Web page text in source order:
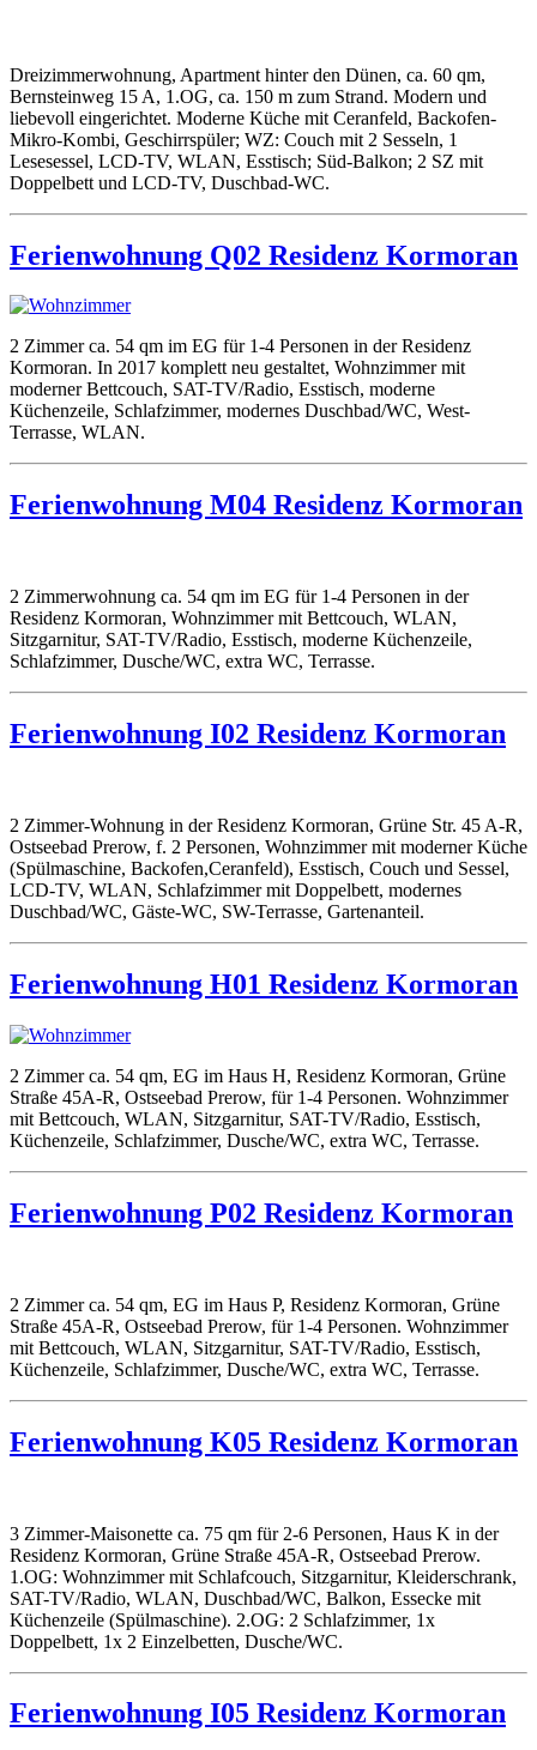
Dreizimmerwohnung, Apartment hinter den Dünen, ca. 60 qm,
Bernsteinweg 15 A, 1.OG, ca. 150 m zum Strand. Modern und
liebevoll eingerichtet. Moderne Küche mit Ceranfeld, Backofen-
Mikro-Kombi, Geschirrspüler; WZ: Couch mit 2 Sesseln, 1
Lesesessel, LCD-TV, WLAN, Esstisch; Süd-Balkon; 2 SZ mit
Doppelbett und LCD-TV, Duschbad-WC.
Ferienwohnung Q02 Residenz Kormoran
2 Zimmer ca. 54 qm im EG für 1-4 Personen in der Residenz
Kormoran. In 2017 komplett neu gestaltet, Wohnzimmer mit
moderner Bettcouch, SAT-TV/Radio, Esstisch, moderne
Küchenzeile, Schlafzimmer, modernes Duschbad/WC, West-
Terrasse, WLAN.
Ferienwohnung M04 Residenz Kormoran
2 Zimmerwohnung ca. 54 qm im EG für 1-4 Personen in der
Residenz Kormoran, Wohnzimmer mit Bettcouch, WLAN,
Sitzgarnitur, SAT-TV/Radio, Esstisch, moderne Küchenzeile,
Schlafzimmer, Dusche/WC, extra WC, Terrasse.
Ferienwohnung I02 Residenz Kormoran
2 Zimmer-Wohnung in der Residenz Kormoran, Grüne Str. 45 A-R,
Ostseebad Prerow, f. 2 Personen, Wohnzimmer mit moderner Küche
(Spülmaschine, Backofen,Ceranfeld), Esstisch, Couch und Sessel,
LCD-TV, WLAN, Schlafzimmer mit Doppelbett, modernes
Duschbad/WC, Gäste-WC, SW-Terrasse, Gartenanteil.
Ferienwohnung H01 Residenz Kormoran
2 Zimmer ca. 54 qm, EG im Haus H, Residenz Kormoran, Grüne
Straße 45A-R, Ostseebad Prerow, für 1-4 Personen. Wohnzimmer
mit Bettcouch, WLAN, Sitzgarnitur, SAT-TV/Radio, Esstisch,
Küchenzeile, Schlafzimmer, Dusche/WC, extra WC, Terrasse.
Ferienwohnung P02 Residenz Kormoran
2 Zimmer ca. 54 qm, EG im Haus P, Residenz Kormoran, Grüne
Straße 45A-R, Ostseebad Prerow, für 1-4 Personen. Wohnzimmer
mit Bettcouch, WLAN, Sitzgarnitur, SAT-TV/Radio, Esstisch,
Küchenzeile, Schlafzimmer, Dusche/WC, extra WC, Terrasse.
Ferienwohnung K05 Residenz Kormoran
3 Zimmer-Maisonette ca. 75 qm für 2-6 Personen, Haus K in der
Residenz Kormoran, Grüne Straße 45A-R, Ostseebad Prerow.
1.OG: Wohnzimmer mit Schlafcouch, Sitzgarnitur, Kleiderschrank,
SAT-TV/Radio, WLAN, Duschbad/WC, Balkon, Essecke mit
Küchenzeile (Spülmaschine). 2.OG: 2 Schlafzimmer, 1x
Doppelbett, 1x 2 Einzelbetten, Dusche/WC.
Ferienwohnung I05 Residenz Kormoran